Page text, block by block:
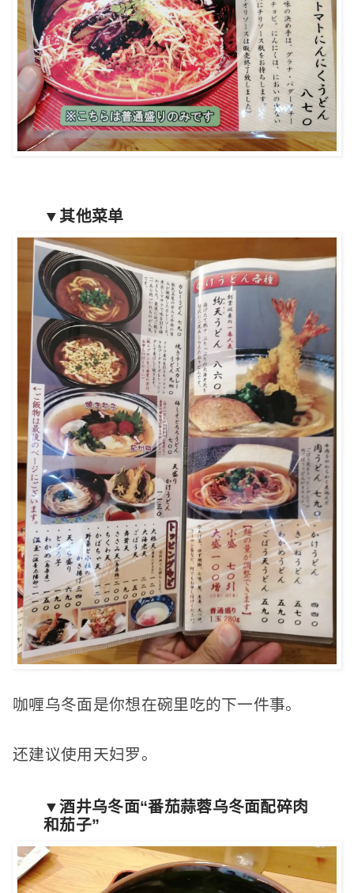
▼其他菜单
咖喱乌冬面是你想在碗里吃的下一件事。
还建议使用天妇罗。
▼酒井乌冬面“番茄蒜蓉乌冬面配碎肉
和茄子”